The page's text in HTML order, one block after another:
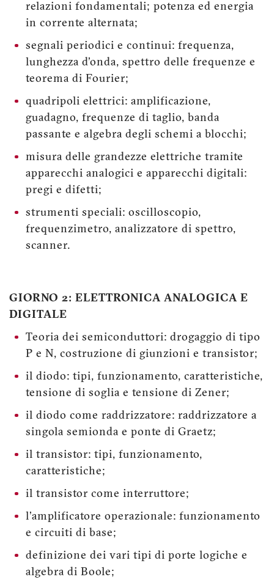
relazioni fondamentali; potenza ed energia
in corrente alternata;
segnali periodici e continui: frequenza,
lunghezza d'onda, spettro delle frequenze e
teorema di Fourier;
quadripoli elettrici: amplificazione,
guadagno, frequenze di taglio, banda
passante e algebra degli schemi a blocchi;
misura delle grandezze elettriche tramite
apparecchi analogici e apparecchi digitali:
pregi e difetti;
strumenti speciali: oscilloscopio,
frequenzimetro, analizzatore di spettro,
scanner.
GIORNO 2: ELETTRONICA ANALOGICA E
DIGITALE
Teoria dei semiconduttori: drogaggio di tipo
P e N, costruzione di giunzioni e transistor;
il diodo: tipi, funzionamento, caratteristiche,
tensione di soglia e tensione di Zener;
il diodo come raddrizzatore: raddrizzatore a
singola semionda e ponte di Graetz;
il transistor: tipi, funzionamento,
caratteristiche;
il transistor come interruttore;
l'amplificatore operazionale: funzionamento
e circuiti di base;
definizione dei vari tipi di porte logiche e
algebra di Boole;